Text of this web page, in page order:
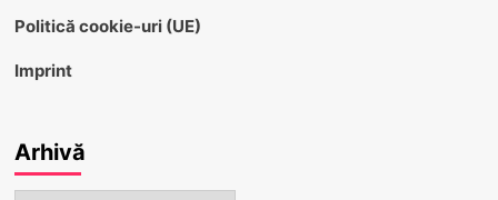
Politică cookie-uri (UE)
Imprint
Arhivă